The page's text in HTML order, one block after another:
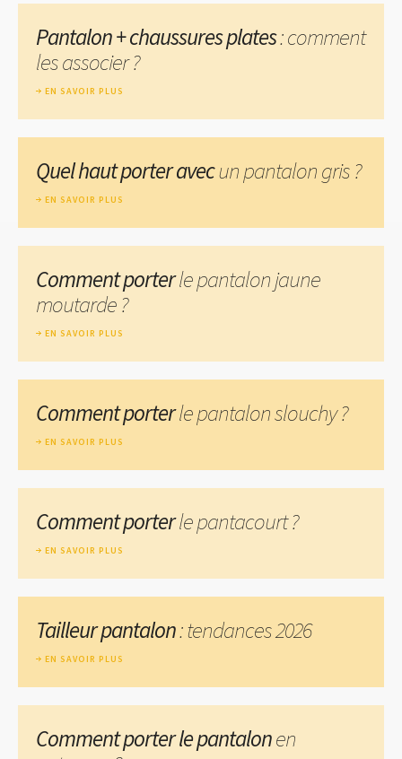
Pantalon + chaussures plates: comment
les associer ?
EN SAVOIR PLUS
Quel haut porter avecun pantalon gris ?
EN SAVOIR PLUS
Comment porterle pantalon jaune
moutarde ?
EN SAVOIR PLUS
Comment porterle pantalon slouchy ?
EN SAVOIR PLUS
Comment porterle pantacourt ?
EN SAVOIR PLUS
Tailleur pantalon: tendances 2026
EN SAVOIR PLUS
Comment porter le pantalonen